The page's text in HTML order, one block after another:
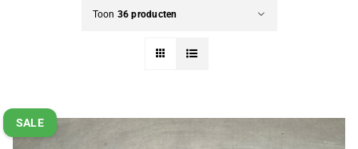
Toon 36 producten
SALE